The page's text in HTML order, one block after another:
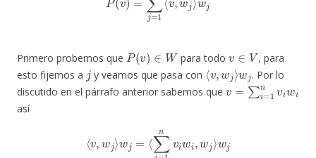
Primero probemos que
P( v ∈ W
para todo
V
, para
esto fijemos a
j
y veamos que pasa con
⟨v,w j⟩ w
. Por lo
discutido en el párrafo anterior sabemos que
v=∑i=1n viw
así
=1